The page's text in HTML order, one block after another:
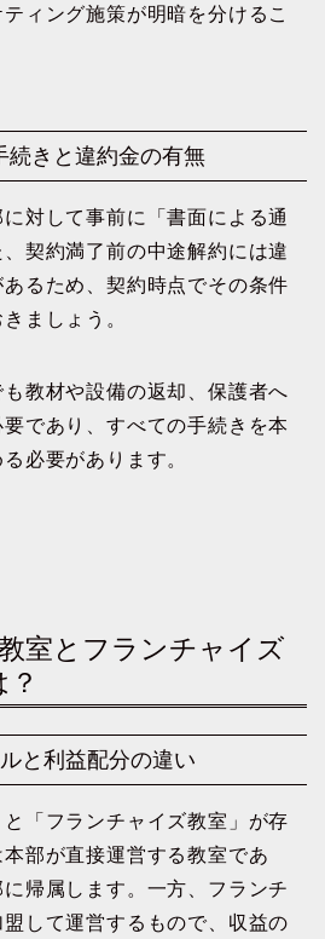
ィング施策が明暗を分けるこ
続きと違約金の有無
対して事前に「書面による通
契約満了前の中途解約には違
るため、契約時点でその条件
ましょう。
教材や設備の返却、保護者へ
であり、すべての手続きを本
必要があります。
室とフランチャイズ
と利益配分の違い
「フランチャイズ教室」が存
部が直接運営する教室であ
帰属します。一方、フランチ
して運営するもので、収益の